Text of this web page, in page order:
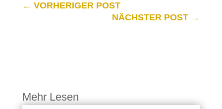
← VORHERIGER POST
NÄCHSTER POST →
Mehr Lesen